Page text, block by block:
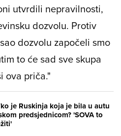
utvrdili nepravilnosti,
dozvolu. Protiv
dozvolu započeli smo
to će sad sve skupa
ova priča."
je Ruskinja koja je bila u autu
predsjednicom? 'SOVA to